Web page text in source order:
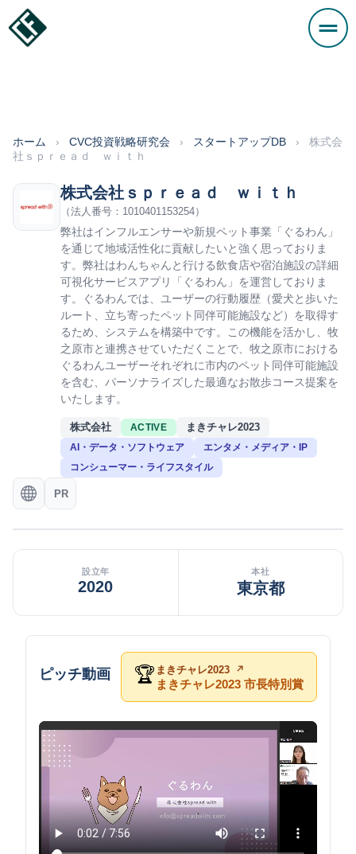
ホーム › CVC投資戦略研究会 › スタートアップDB ›
株式会
社ｓｐｒｅａｄ ｗｉｔｈ
株式会社ｓｐｒｅａｄ ｗｉｔｈ
（法人番号：1010401153254）
弊社はインフルエンサーや新規ペット事業「ぐるわん」
を通じて地域活性化に貢献したいと強く思っておりま
す。弊社はわんちゃんと行ける飲食店や宿泊施設の詳細
可視化サービスアプリ「ぐるわん」を運営しておりま
す。ぐるわんでは、ユーザーの行動履歴（愛犬と歩いた
ルート、立ち寄ったペット同伴可能施設など）を取得す
るため、システムを構築中です。この機能を活かし、牧
之原市と連携させていただくことで、牧之原市における
ぐるわんユーザーそれぞれに市内のペット同伴可能施設
を含む、パーソナライズした最適なお散歩コース提案を
いたします。
株式会社 ACTIVE まきチャレ2023
AI・データ・ソフトウェア
エンタメ・メディア・IP
コンシューマー・ライフスタイル
PR
設立年
2020
本社
東京都
ピッチ動画 🏆 まきチャレ2023
まきチャレ2023 市長特別賞